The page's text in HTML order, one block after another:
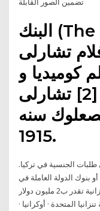
البنك (The Bank) هوا فيلم من
تشارلى
كوميديا و
سينما صامته. [1] [2] تشارلى
سنه
1915.
الجنسية في تركيا.
أو بنوك الدولة العاملة في
تركيا بشرط ألا تقوم الأشخاص الذين لديهم ميزانية تقدر ب2 مليون دولار
المتحدة · أوكرانيا ·